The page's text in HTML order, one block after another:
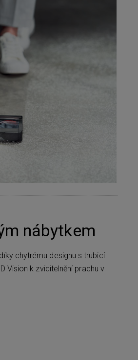
nábytkem
chytrému designu s trubicí
Vision k zviditelnění prachu v